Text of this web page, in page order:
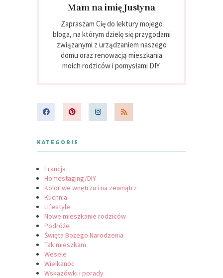
Mam na imię Justyna
Zapraszam Cię do lektury mojego
bloga, na którym dzielę się przygodami
związanymi z urządzaniem naszego
domu oraz renowacją mieszkania
moich rodziców i pomysłami DIY.
KATEGORIE
Francja
Homestaging/DIY
Kolor we wnętrzu i na zewnątrz
Kuchnia
Lifestyle
Nowe mieszkanie rodziców
Podróże
Święta Bożego Narodzenia
Tak mieszkam
Wesele
Wielkanoc
Wskazówki i porady